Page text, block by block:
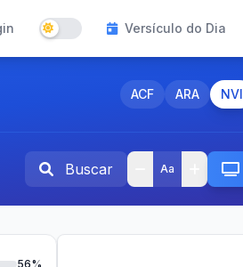
Versículo do Dia
ACF ARA NVI
Buscar Aa
56%